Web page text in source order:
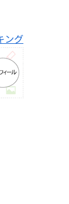
ング